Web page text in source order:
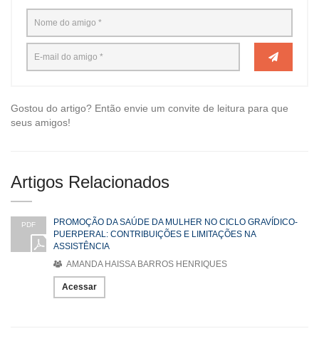
Gostou do artigo? Então envie um convite de leitura para que
seus amigos!
Artigos Relacionados
PDF
PROMOÇÃO DA SAÚDE DA MULHER NO CICLO GRAVÍDICO-
PUERPERAL: CONTRIBUIÇÕES E LIMITAÇÕES NA
ASSISTÊNCIA
AMANDA HAISSA BARROS HENRIQUES
Acessar